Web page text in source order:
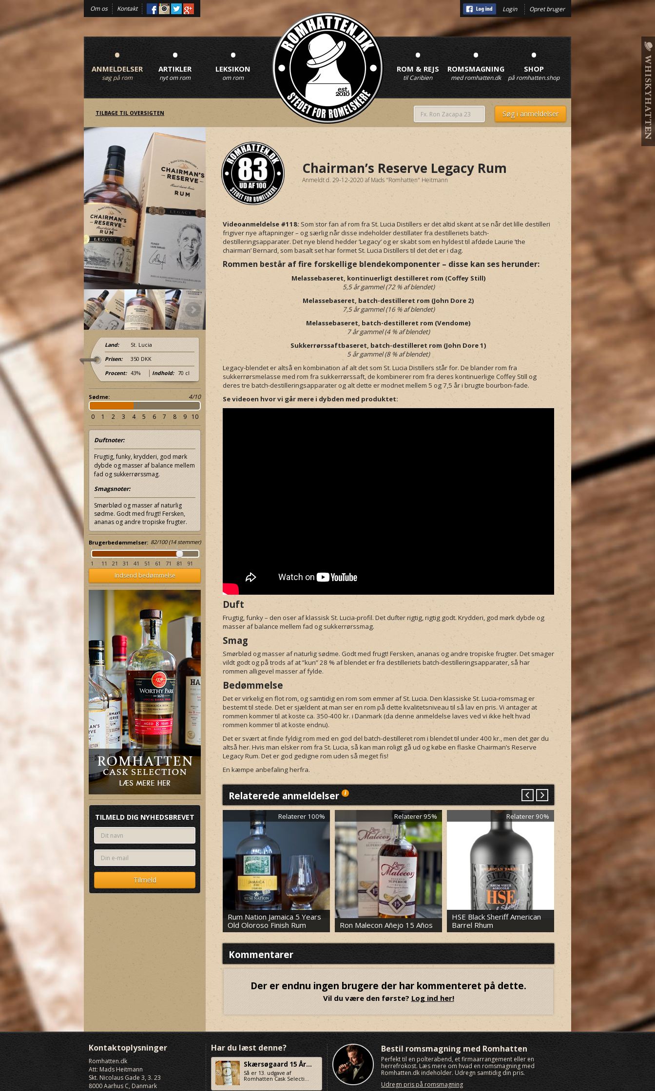
Om os Kontakt Login Opret bruger
•
ANMELDELSER
søg på rom
•
ARTIKLER
nyt om rom
•
LEKSIKON
om rom
•
ROM & REJS
til Caribien
•
ROMSMAGNING
med romhatten.dk
•
SHOP
på romhatten.shop
TILBAGE TIL OVERSIGTEN
Chairman’s Reserve Legacy Rum
Anmeldt d. 29-12-2020 afMads "Romhatten" Heitmann
Videoanmeldelse #118: Som stor fan af rom fra St. Lucia Distillers er det altid skønt at se når det lille destilleri
frigiver nye aftapninger – og særlig når disse indeholder destillater fra destilleriets batch-
destilleringsapparater. Det nye blend hedder ’Legacy’ og er skabt som en hyldest til afdøde Laurie ’the
chairman’ Bernard, som basalt set har formet St. Lucia Distillers til det det er i dag.
Rommen består af fire forskellige blendekomponenter – disse kan ses herunder:
Melassebaseret, kontinuerligt destilleret rom (Coffey Still)
5,5 år gammel (72 % af blendet)
Melassebaseret, batch-destilleret rom (John Dore 2)
7,5 år gammel (16 % af blendet)
Melassebaseret, batch-destilleret rom (Vendome)
7 år gammel (4 % af blendet)
Sukkerrørssaftbaseret, batch-destilleret rom (John Dore 1)
5 år gammel (8 % af blendet)
Legacy-blendet er altså en kombination af alt det som St. Lucia Distillers står for. De blander rom fra
sukkerrørsmelasse med rom fra sukkerrørssaft, de kombinerer rom fra deres kontinuerlige Coffey Still og
deres tre batch-destilleringsapparater og alt dette er modnet mellem 5 og 7,5 år i brugte bourbon-fade.
Se videoen hvor vi går mere i dybden med produktet:
Duft
Frugtig, funky – den oser af klassisk St. Lucia-profil. Det dufter rigtig, rigtig godt. Krydderi, god mørk dybde og
masser af balance mellem fad og sukkerrørssmag.
Smag
Smørblød og masser af naturlig sødme. Godt med frugt! Fersken, ananas og andre tropiske frugter. Det smager
vildt godt og på trods af at ”kun” 28 % af blendet er fra destilleriets batch-destilleringsapparater, så har
rommen alligevel masser af fylde.
Bedømmelse
Det er virkelig en flot rom, og samtidig en rom som emmer af St. Lucia. Den klassiske St. Lucia-romsmag er
bestemt til stede. Det er sjældent at man ser en rom på dette kvalitetsniveau til så lav en pris. Vi antager at
rommen kommer til at koste ca. 350-400 kr. i Danmark (da denne anmeldelse laves ved vi ikke helt hvad
rommen kommer til at koste endnu).
Det er svært at finde fyldig rom med en god del batch-destilleret rom i blendet til under 400 kr., men det gør du
altså her. Hvis man elsker rom fra St. Lucia, så kan man roligt gå ud og købe en flaske Chairman’s Reserve
Legacy Rum. Det er god gedigne rom uden så meget fis!
En kæmpe anbefaling herfra.
Relaterede anmeldelser
Relaterer 8%
Ron Espero X.O. Extra Añejo
Relaterer 8% Relaterer 100%
Rum Nation Jamaica 5 Years
Old Oloroso Finish Rum
Relaterer 95%
Ron Malecon Añejo 15 Años
Relaterer 90%
HSE Black Sheriff American
Barrel Rhum
Relaterer
Kommentarer
Der er endnu ingen brugere der har kommenteret på dette.
Vil du være den første? Log ind her!
Land: St. Lucia
Prisen: 350 DKK
Procent: 43% Indhold: 70 cl
Sødme: 4/10
0 1 2 3 4 5 6 7 8 9 10
Duftnoter:
Frugtig, funky, krydderi, god mørk
dybde og masser af balance mellem
fad og sukkerrørssmag.
Smagsnoter:
Smørblød og masser af naturlig
sødme. Godt med frugt! Fersken,
ananas og andre tropiske frugter.
Brugerbedømmelser: 82/100(14stemmer)
1 11 21 31 41 51 61 71 81 91
Indsend bedømmelse
TILMELD DIG NYHEDSBREVET
Kontaktoplysninger
Romhatten.dk
Att: Mads Heitmann
Skt. Nicolaus Gade 3, 3. 23
8000Aarhus C, Danmark
Har du læst denne?
Skærsøgaard 15 År...
Så er 13. udgave af
Romhatten Cask Selecti...
Bestil romsmagning med Romhatten
Perfekt til en polterabend, et firmaarrangement eller en
herrefrokost. Læs mere om hvad en romsmagning med
Romhatten.dk indeholder. Udregn samtidig din pris.
Udregn pris på romsmagning